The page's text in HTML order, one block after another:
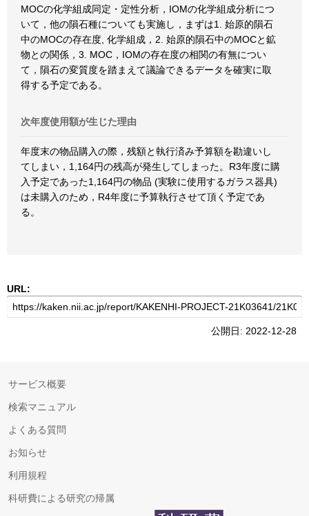
MOCの化学組成同定・定性分析，IOMの化学組成分析につ
いて，他の隕石種についても実施し，まずは1. 始原的隕石
中のMOCの存在度, 化学組成，2. 始原的隕石中のMOCと鉱
物との関係，3. MOC，IOMの存在度の相関の有無につい
て，隕石の変質度を踏まえて議論できるデータを確実に取
得する予定である。
次年度使用額が生じた理由
年度末の物品購入の際，残額と執行済み予算額を勘違いし
てしまい，1,164円の残高が発生してしまった。R3年度に購
入予定であった1,164円の物品 (実験に使用するガラス器具)
は未購入のため，R4年度に予算執行させて頂く予定であ
る。
URL:
公開日: 2022-12-28
サービス概要
検索マニュアル
よくある質問
お知らせ
利用規程
科研費による研究の帰属